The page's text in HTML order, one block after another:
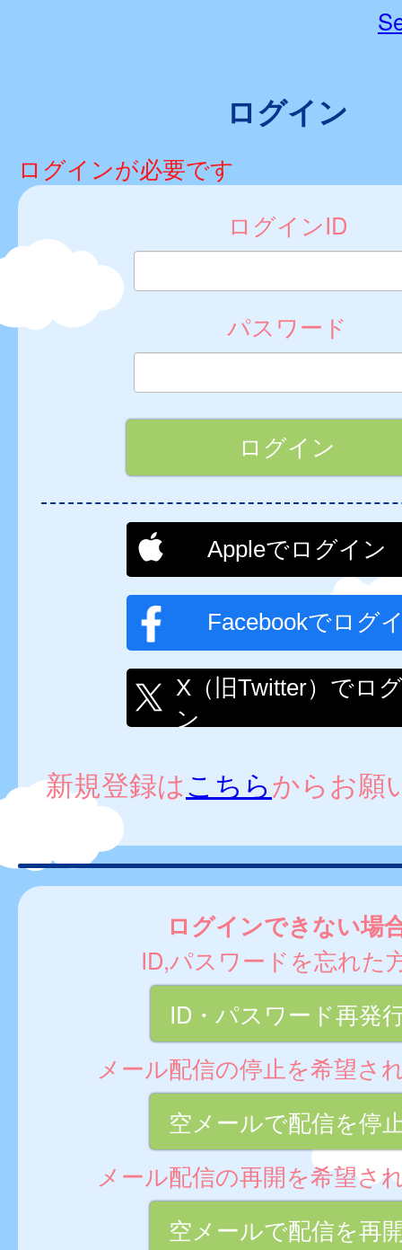
ログイン
ログインが必要です
ログインID
パスワード
Appleでログイン
Facebookでログ
X（旧Twitter）でロ
ン
新規登録はこちらからお願
ログインできない場
ID,パスワードを忘れた
ID・パスワード再発
メール配信の停止を希望さ
空メールで配信を停
メール配信の再開を希望さ
空メールで配信を再